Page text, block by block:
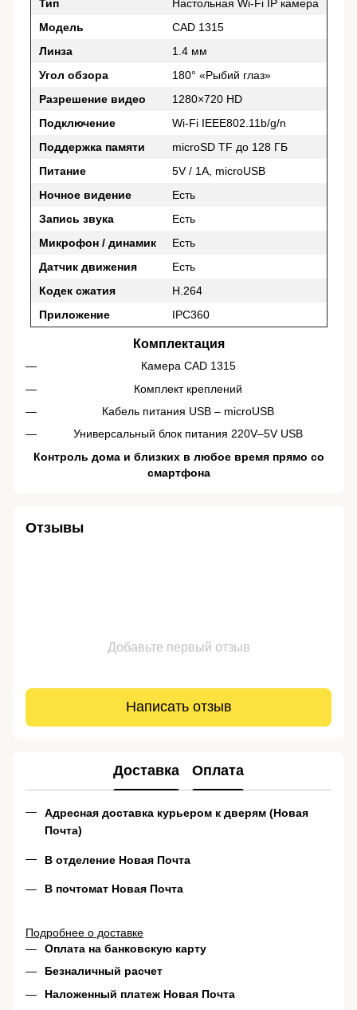
Тип
Настольная Wi-Fi IP камера
Модель
CAD 1315
Линза
1.4 мм
Угол обзора
180° «Рыбий глаз»
Разрешение видео
1280×720 HD
Подключение
Wi-Fi IEEE802.11b/g/n
Поддержка памяти
microSD TF до 128 ГБ
Питание
5V / 1A, microUSB
Ночное видение
Есть
Запись звука
Есть
Микрофон / динамик
Есть
Датчик движения
Есть
Кодек сжатия
H.264
Приложение
IPC360
Комплектация
Камера CAD 1315
Комплект креплений
Кабель питания USB – microUSB
Универсальный блок питания 220V–5V USB
Контроль дома и близких в любое время прямо со
смартфона
Отзывы
Добавьте первый отзыв
Написать отзыв
Доставка Оплата
Адресная доставка курьером к дверям (Новая
Почта)
В отделение Новая Почта
В почтомат Новая Почта
Подробнее о доставке
Оплата на банковскую карту
Безналичный расчет
Наложенный платеж Новая Почта